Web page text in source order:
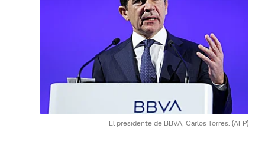
El presidente de BBVA, Carlos Torres. (AFP)